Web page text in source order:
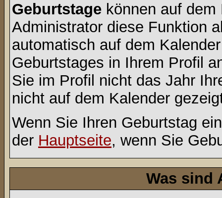
Geburtstage können auf
Administrator diese Funktion
automatisch auf dem
Geburtstages in Ihrem Profil
Sie im Profil nicht das Jahr
nicht auf dem Kalender
Wenn Sie Ihren Geburtstag
der Hauptseite, wenn Sie
Was sind